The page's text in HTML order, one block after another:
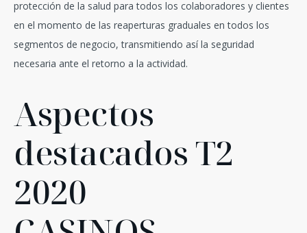
protección de la salud para todos los colaboradores y clientes
en el momento de las reaperturas graduales en todos los
segmentos de negocio, transmitiendo así la seguridad
necesaria ante el retorno a la actividad.
Aspectos
destacados T2
2020